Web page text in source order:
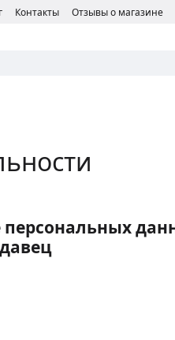
Контакты Отзывы о магазине